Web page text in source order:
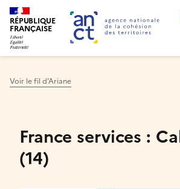
RÉPUBLIQUE
FRANÇAISE
Voir le fil d'Ariane
France services :
(14)